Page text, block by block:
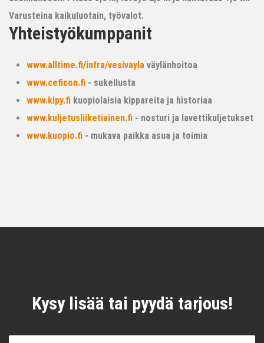
Varusteina kaikuluotain, työvalot.
Yhteistyökumppanit
www.alltime.fi/infra/vesivayla väylänhoitoa
www.ceficon.fi - sukellusta
www.klpy.fi kuopiolaisia kippareita ja historiaa
www.kuljetusliiketiainen.fi - nosturi ja lavettikuljetukset
www.kuopio.fi - mukava paikka asua ja toimia
Kysy lisää tai pyydä tarjous!